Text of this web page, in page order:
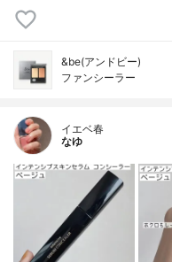
&be(アンドビー)
ファンシーラー
イエベ春
なゆ